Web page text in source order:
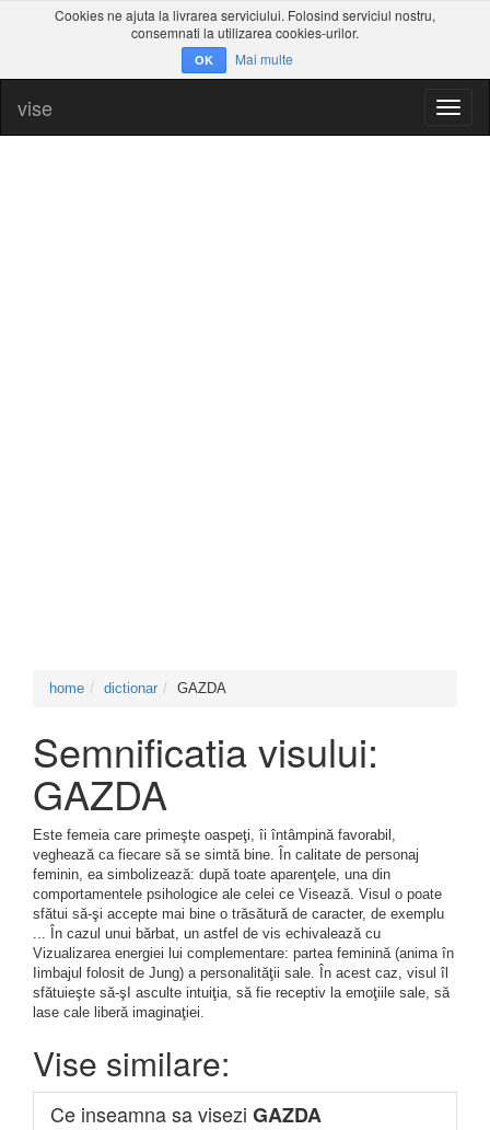
Cookies ne ajuta la livrarea serviciului. Folosind serviciul nostru,
consemnati la utilizarea cookies-urilor.
OK Mai multe
vise
home dictionar GAZDA
Semnificatia visului:
GAZDA
Este femeia care primeşte oaspeţi, îi întâmpină favorabil,
veghează ca fiecare să se simtă bine. În calitate de personaj
feminin, ea simbolizează: după toate aparenţele, una din
comportamentele psihologice ale celei ce Visează. Visul o poate
sfătui să-şi accepte mai bine o trăsătură de caracter, de exemplu
... În cazul unui bărbat, un astfel de vis echivalează cu
Vizualizarea energiei lui complementare: partea feminină (anima în
Iimbajul folosit de Jung) a personalităţii sale. În acest caz, visul îl
sfătuieşte să-şI asculte intuiţia, să fie receptiv la emoţiile sale, să
lase cale liberă imaginaţiei.
Vise similare:
Ce inseamna sa visezi GAZDA